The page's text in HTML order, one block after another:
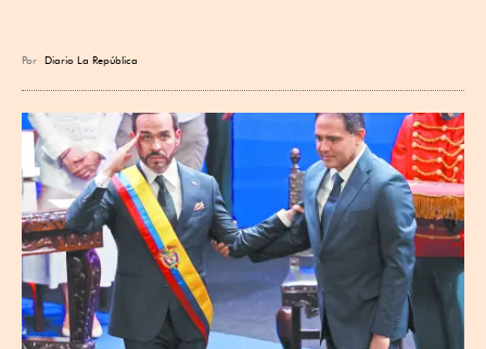
Por Diario La República